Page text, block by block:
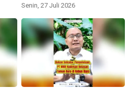
Senin, 27 Juli 2026